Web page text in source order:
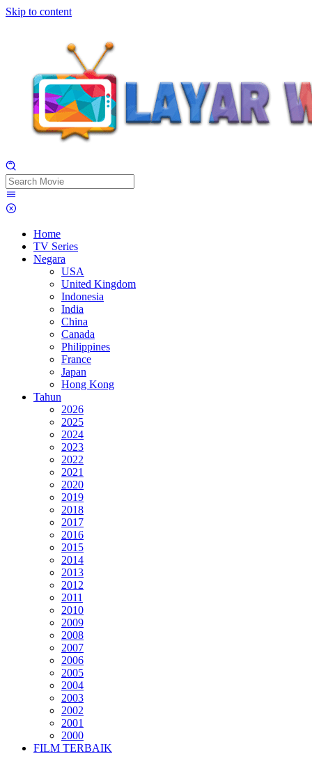
Skip to content
Home
TV Series
Negara
USA
United Kingdom
Indonesia
India
China
Canada
Philippines
France
Japan
Hong Kong
Tahun
2026
2025
2024
2023
2022
2021
2020
2019
2018
2017
2016
2015
2014
2013
2012
2011
2010
2009
2008
2007
2006
2005
2004
2003
2002
2001
2000
FILM TERBAIK